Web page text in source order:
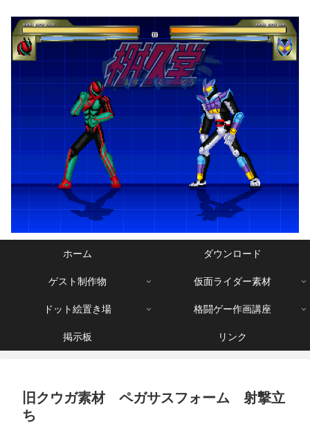
ホーム ダウンロード
ゲスト制作物 仮面ライダー素材
ドット絵置き場 格闘ゲー作画講座
掲示板 リンク
旧クウガ素材 ペガサスフォーム 射撃立
ち